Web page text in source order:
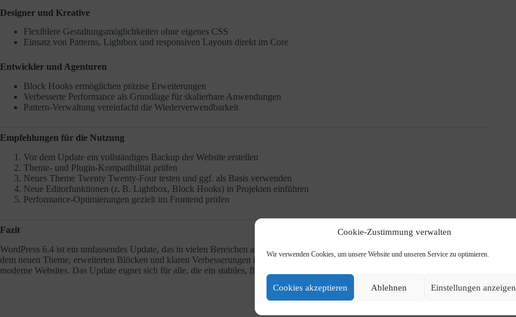
Cookie-Zustimmung verwalten
Wir verwenden Cookies, um unsere Website und unseren Service zu optimieren.
Cookies akzeptieren Ablehnen Einstellungen anzeigen
Designer und Kreative
Flexiblere Gestaltungsmöglichkeiten ohne eigenes CSS
Einsatz von Patterns, Lightbox und responsiven Layouts direkt im Core
Entwickler und Agenturen
Block Hooks ermöglichen präzise Erweiterungen
Verbesserte Performance als Grundlage für skalierbare Anwendungen
Pattern-Verwaltung vereinfacht die Wiederverwendbarkeit
Empfehlungen für die Nutzung
Vor dem Update ein vollständiges Backup der Website erstellen
Theme- und Plugin-Kompatibilität prüfen
Neues Theme Twenty Twenty-Four testen und ggf. als Basis verwenden
Neue Editorfunktionen (z. B. Lightbox, Block Hooks) in Projekten einführen
Performance-Optimierungen gezielt im Frontend prüfen
Fazit
WordPress 6.4 ist ein umfassendes Update, das in vielen Bereichen ansetzt: Redaktion, Design, Performance und Entwicklung. Mit
dem neuen Theme, erweiterten Blöcken und klaren Verbesserungen in der Benutzerführung ist es ein professionelles Werkzeug für
moderne Websites. Das Update eignet sich für alle, die ein stabiles, flexibles und zukunftsfähiges System suchen.